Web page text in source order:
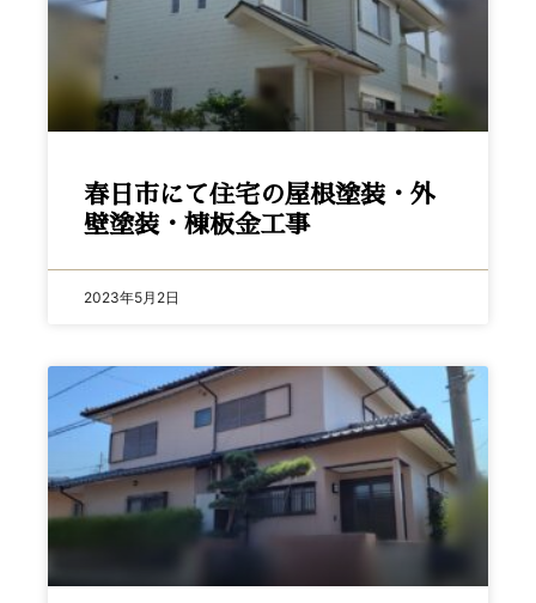
春日市にて住宅の屋根塗装・外
壁塗装・棟板金工事
2023年5月2日